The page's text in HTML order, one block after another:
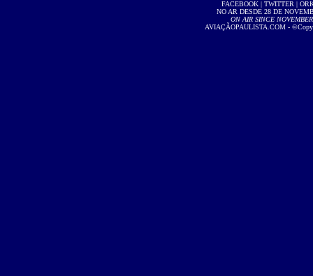
FACEBOOK| TWITTER |
NO AR DESDE 28 DE
ON AIR SINCE
AVIAÇÃOPAULISTA.COM -